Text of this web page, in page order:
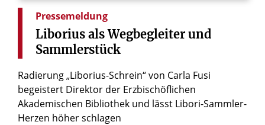
Pressemeldung
Liborius als Wegbegleiter und
Sammlerstück
Radierung „Liborius-Schrein“ von Carla Fusi
begeistert Direktor der Erzbischöflichen
Akademischen Bibliothek und lässt Libori-Sammler-
Herzen höher schlagen